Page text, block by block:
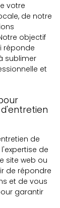
votre
de notre
objectif
réponde
sublimer
et
de
de
site web ou
de répondre
et de vous
garantir